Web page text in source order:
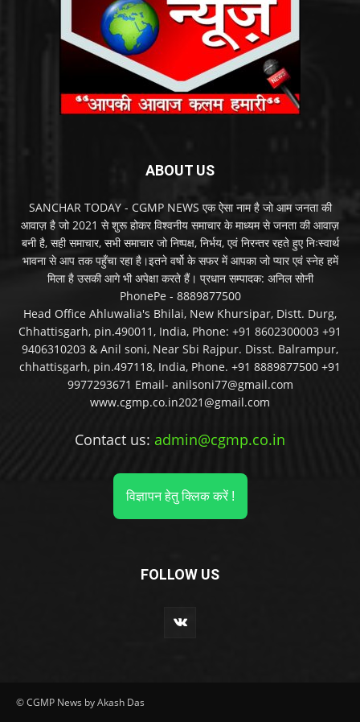
ABOUT US
SANCHAR TODAY - CGMP NEWS एक ऐसा नाम है जो आम जनता की
आवाज़ है जो 2021 से शुरू होकर विश्वनीय समाचार के माध्यम से जनता की आवाज़
बनी है, सही समाचार, सभी समाचार जो निष्पक्ष, निर्भय, एवं निरन्तर रहते हुए निःस्वार्थ
भावना से आप तक पहुँचा रहा है।इतने वर्षो के सफर में आपका जो प्यार एवं स्नेह हमें
मिला है उसकी आगे भी अपेक्षा करते हैं। प्रधान सम्पादक: अनिल सोनी
PhonePe - 8889877500
Head Office Ahluwalia's Bhilai, New Khursipar, Distt. Durg,
Chhattisgarh, pin.490011, India, Phone: +91 8602300003 +91
9406310203 & Anil soni, Near Sbi Rajpur. Disst. Balrampur,
chhattisgarh, pin.497118, India, Phone. +91 8889877500 +91
9977293671 Email- anilsoni77@gmail.com
www.cgmp.co.in2021@gmail.com
Contact us: admin@cgmp.co.in
विज्ञापन हेतु क्लिक करें !
FOLLOW US
© CGMP News by Akash Das